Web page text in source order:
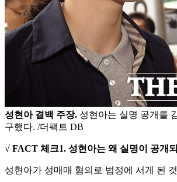
성현아 결백 주장. 성현아는 실명 공개를
구했다. /더팩트 DB
√ FACT 체크1. 성현아는 왜 실명이 공개
성현아가 성매매 혐의로 법정에 서게 된